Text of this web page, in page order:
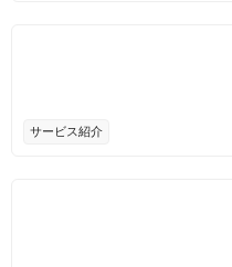
サービス紹介